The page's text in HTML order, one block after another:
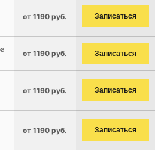
от 1190 руб. Записаться
от 1190 руб. Записаться
от 1190 руб. Записаться
от 1190 руб. Записаться